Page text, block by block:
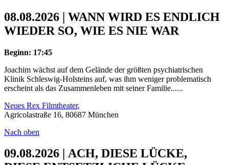
08.08.2026 | WANN WIRD ES ENDLICH
WIEDER SO, WIE ES NIE WAR
Beginn: 17:45
Joachim wächst auf dem Gelände der größten psychiatrischen
Klinik Schleswig-Holsteins auf, was ihm weniger problematisch
erscheint als das Zusammenleben mit seiner Familie......
Neues Rex Filmtheater,
Agricolastraße 16, 80687 München
Nach oben
09.08.2026 | ACH, DIESE LÜCKE,